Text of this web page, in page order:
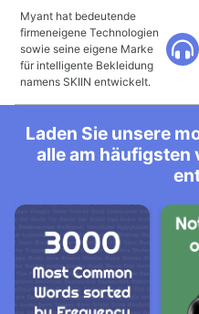
Myant hat bedeutende
firmeneigene Technologien
sowie seine eigene Marke
für intelligente Bekleidung
namens SKIIN entwickelt.
Laden Sie unsere
alle am